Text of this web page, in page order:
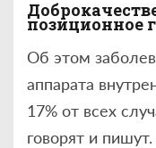
позиционное
Об этом
аппарата
17% от всех
говорят и